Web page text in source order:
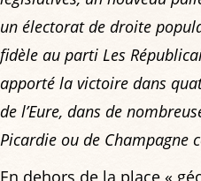
un électorat de droite
fidèle au parti Les
apporté la victoire dans
de l’Eure, dans de
Picardie ou de Champagne
En dehors de la place «